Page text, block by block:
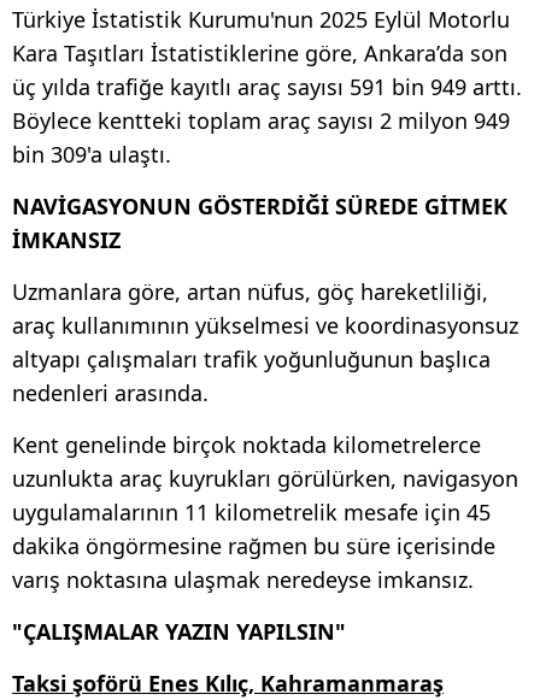
Türkiye İstatistik Kurumu'nun 2025 Eylül Motorlu
Kara Taşıtları İstatistiklerine göre, Ankara’da son
üç yılda trafiğe kayıtlı araç sayısı 591 bin 949 arttı.
Böylece kentteki toplam araç sayısı 2 milyon 949
bin 309'a ulaştı.
NAVİGASYONUN GÖSTERDİĞİ SÜREDE GİTMEK
İMKANSIZ
Uzmanlara göre, artan nüfus, göç hareketliliği,
araç kullanımının yükselmesi ve koordinasyonsuz
altyapı çalışmaları trafik yoğunluğunun başlıca
nedenleri arasında.
Kent genelinde birçok noktada kilometrelerce
uzunlukta araç kuyrukları görülürken, navigasyon
uygulamalarının 11 kilometrelik mesafe için 45
dakika öngörmesine rağmen bu süre içerisinde
varış noktasına ulaşmak neredeyse imkansız.
"ÇALIŞMALAR YAZIN YAPILSIN"
Taksi şoförü Enes Kılıç, Kahramanmaraş